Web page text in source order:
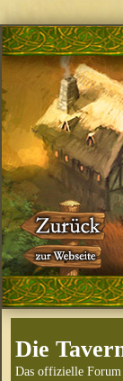
Die
Das offizielle